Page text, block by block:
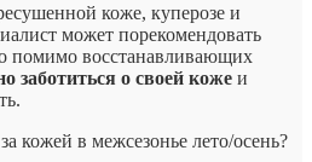
коже, куперозе и
может порекомендовать
помимо восстанавливающих
заботиться о своей коже и
кожей в межсезонье лето/осень?